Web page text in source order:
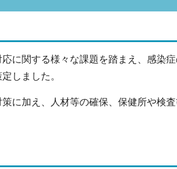
に関する様々な課題を踏まえ、感染
しました。
に加え、人材等の確保、保健所や検